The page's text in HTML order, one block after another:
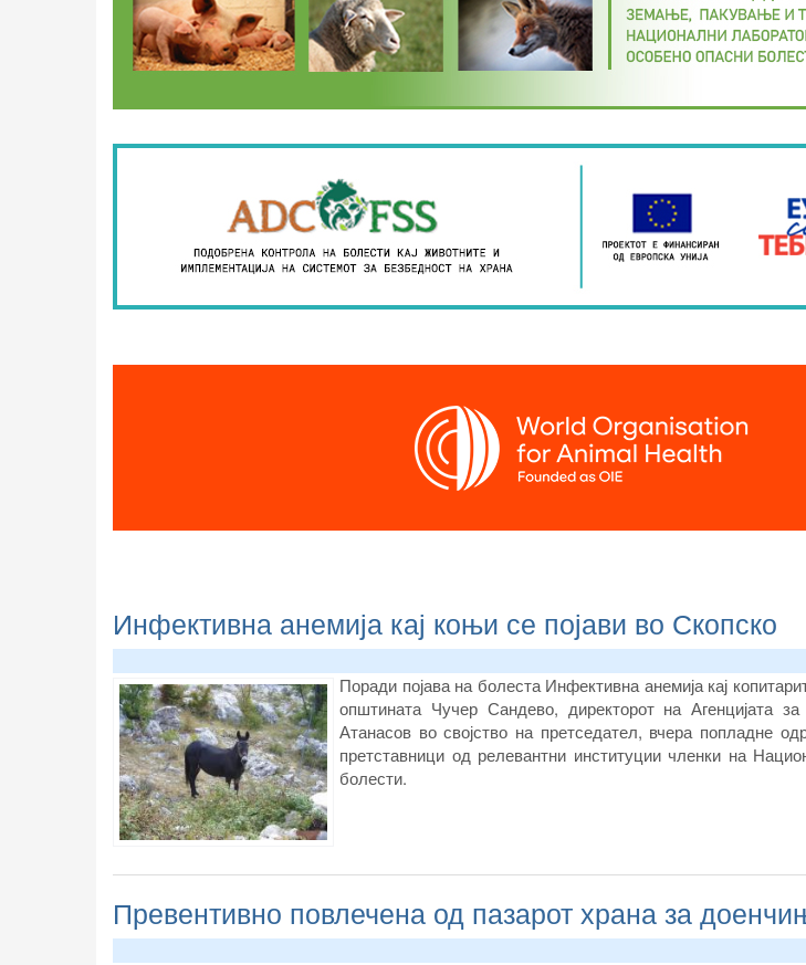
Инфективна анемија кај коњи се појави во Скопско
Поради појава на болеста Инфективна анемија кај
општината Чучер Сандево, директорот на Агенцијата
Атанасов во својство на претседател, вчера попладне
претставници од релевантни институции членки на
болести.
Превентивно повлечена од пазарот храна за